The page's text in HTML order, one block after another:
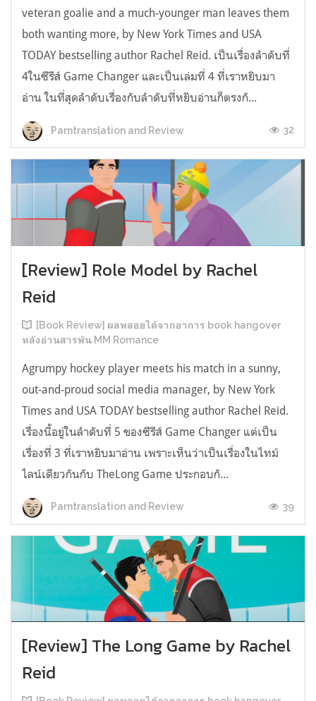
veteran goalie and a much-younger man leaves them
both wanting more, by New York Times and USA
TODAY bestselling author Rachel Reid. เป็นเรื่องลำดับที่
4ในซีรีส์ Game Changer และเป็นเล่มที่ 4 ที่เราหยิบมา
อ่าน ในที่สุดลำดับเรื่องกับลำดับที่หยิบอ่านก็ตรงกั...
Parntranslation and Review 32
[Review] Role Model by Rachel
Reid
[Book Review] ผลพลอยได้จากอาการ book hangover
หลังอ่านสารพัน MM Romance
Agrumpy hockey player meets his match in a sunny,
out-and-proud social media manager, by New York
Times and USA TODAY bestselling author Rachel Reid.
เรื่องนี้อยู่ในลำดับที่ 5 ของซีรีส์ Game Changer แต่เป็น
เรื่องที่ 3 ที่เราหยิบมาอ่าน เพราะเห็นว่าเป็นเรื่องในไทม์
ไลน์เดียวกันกับ TheLong Game ประกอบกั...
Parntranslation and Review 39
[Review] The Long Game by Rachel
Reid